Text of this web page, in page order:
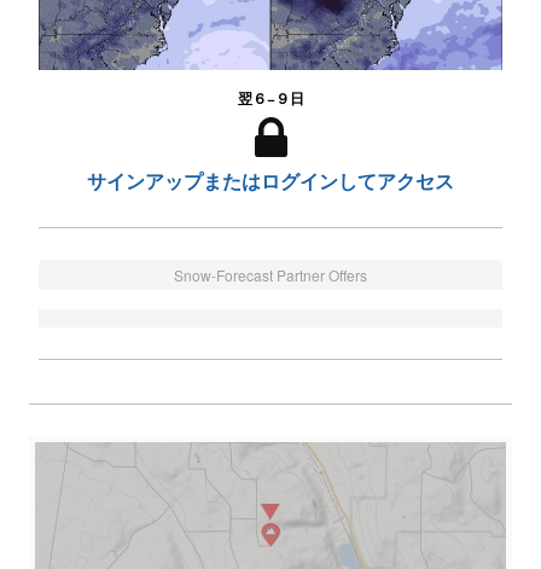
翌６−９日
サインアップまたはログインしてアクセス
Snow-Forecast Partner Offers